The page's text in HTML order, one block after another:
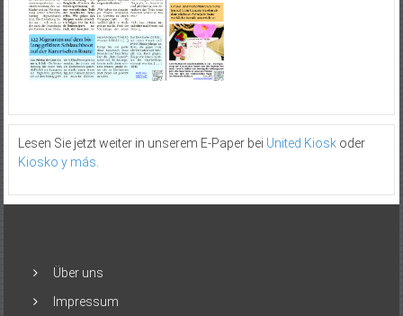
Lesen Sie jetzt weiter in unserem E-Paper bei United Kioskoder
Kiosko y más
Über uns
Impressum